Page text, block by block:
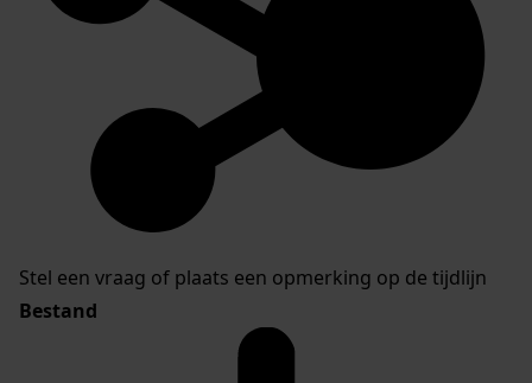
Stel een vraag of plaats een opmerking op de tijdlijn
Bestand